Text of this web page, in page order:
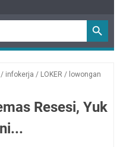
/ infokerja / LOKER / lowongan
Resesi, Yuk